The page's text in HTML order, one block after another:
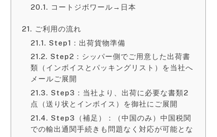
コートジボワール→日本
ご利用の流れ
Step1：出荷貨物準備
Step2：シッパー側でご用意した出荷書
類（インボイスとパッキングリスト）を当社へ
メールご展開
Step3：当社より、出荷に必要な書類2
点（送り状とインボイス）を御社にご展開
Step3（補足）：（中国のみ）中国税関
での輸出通関手続きも問題なく対応が可能とな